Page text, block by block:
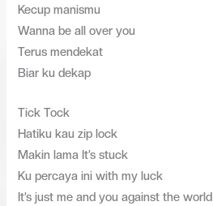
Kecup manismu
Wanna be all over you
Terus mendekat
Biar ku dekap
Tick Tock
Hatiku kau zip lock
Makin lama It’s stuck
Ku percaya ini with my luck
It’s just me and you against the world